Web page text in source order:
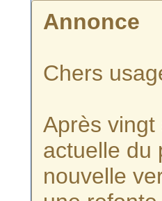
Annonce
Chers
Après
actuelle du
nouvelle